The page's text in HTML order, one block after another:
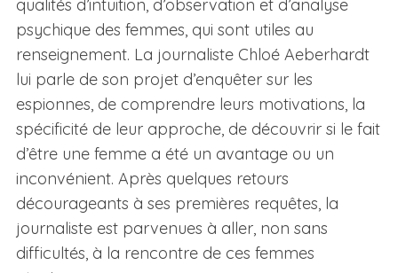
qualités d’intuition, d’observation et d’analyse
psychique des femmes, qui sont utiles au
renseignement. La journaliste Chloé Aeberhardt
lui parle de son projet d’enquêter sur les
espionnes, de comprendre leurs motivations, la
spécificité de leur approche, de découvrir si le fait
d’être une femme a été un avantage ou un
inconvénient. Après quelques retours
décourageants à ses premières requêtes, la
journaliste est parvenues à aller, non sans
difficultés, à la rencontre de ces femmes